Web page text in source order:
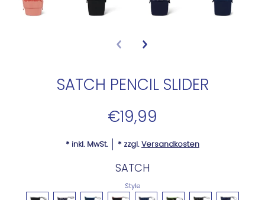
SATCH PENCIL SLIDER
€19,99
* inkl. MwSt. * zzgl.Versandkosten
SATCH
Style